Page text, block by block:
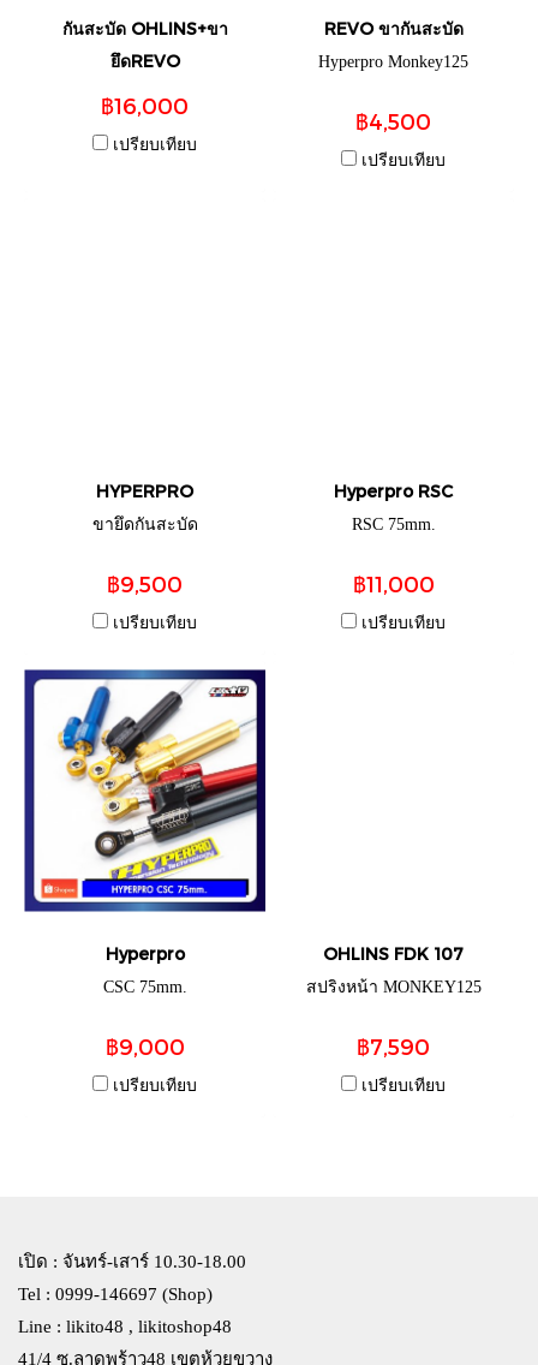
กันสะบัด OHLINS+ขา
ยึดREVO
฿16,000
เปรียบเทียบ
REVO ขากันสะบัด
Hyperpro Monkey125
฿4,500
เปรียบเทียบ
HYPERPRO
ขายึดกันสะบัด
฿9,500
เปรียบเทียบ
Hyperpro RSC
RSC 75mm.
฿11,000
เปรียบเทียบ
Hyperpro
CSC 75mm.
฿9,000
เปรียบเทียบ
OHLINS FDK 107
สปริงหน้า MONKEY125
฿7,590
เปรียบเทียบ
เปิด : จันทร์-เสาร์ 10.30-18.00
Tel : 0999-146697 (Shop)
Line : likito48 , likitoshop48
41/4 ซ.ลาดพร้าว48 เขตห้วยขวาง